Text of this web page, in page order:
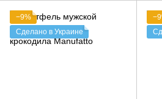
−9%
Сделано в Украине